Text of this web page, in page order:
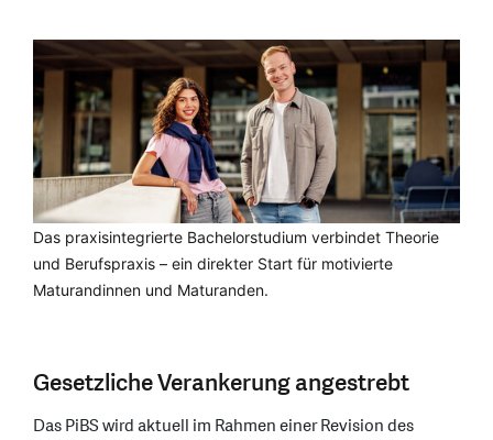
Das praxisintegrierte Bachelorstudium verbindet Theorie
und Berufspraxis – ein direkter Start für motivierte
Maturandinnen und Maturanden.
Gesetzliche Verankerung angestrebt
Das PiBS wird aktuell im Rahmen einer Revision des